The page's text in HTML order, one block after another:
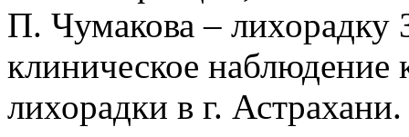
П. Чумакова – лихорадку
клиническое наблюдение
лихорадки в г. Астрахани.